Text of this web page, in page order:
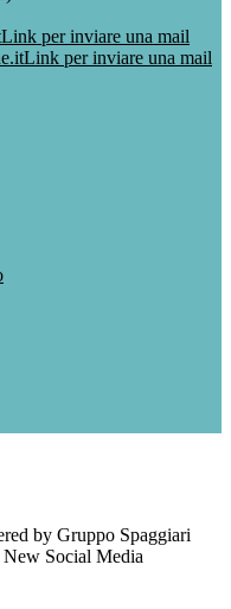
Link per inviare una mail
Link per inviare una mail
by Gruppo Spaggiari
Social Media